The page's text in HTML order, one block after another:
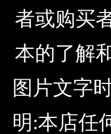
者或购买
本的了解
图片文字
明:本店任